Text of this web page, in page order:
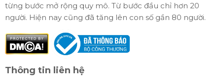
từng bước mở rộng quy mô. Từ bước đầu chỉ hơn 20
người. Hiện nay cũng đã tăng lên con số gần 80 người.
Thông tin liên hệ